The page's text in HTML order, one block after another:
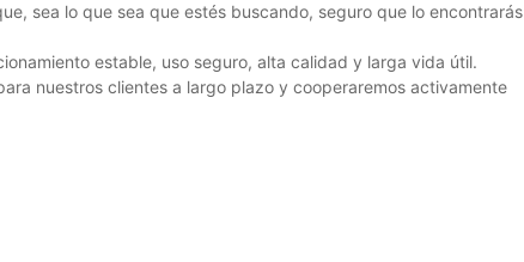
sea lo que sea que estés buscando, seguro que lo encontrarás
estable, uso seguro, alta calidad y larga vida útil.
nuestros clientes a largo plazo y cooperaremos activamente